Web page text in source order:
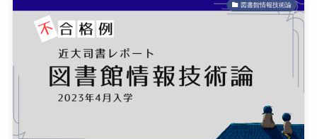
図書館情報技術論